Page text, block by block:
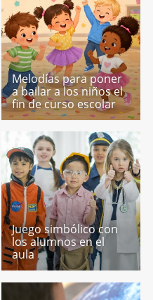
Melodías para poner
a bailar a los niños el
fin de curso escolar
Juego simbólico con
los alumnos en el
aula